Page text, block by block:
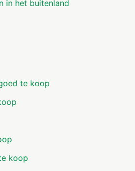
in het buitenland
te koop
koop